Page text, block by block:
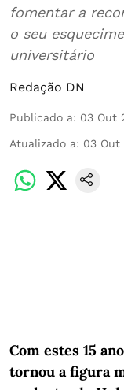
fomentar a
o seu
universitário
Redação DN
Publicado a: 03 Out
Atualizado a: 03 Out
Com estes 15
tornou a figura